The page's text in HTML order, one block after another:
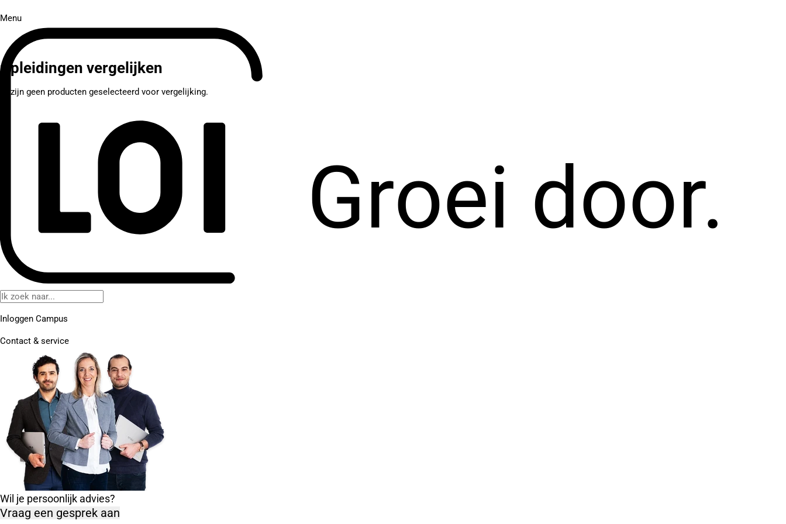
Menu
Groei door.
Inloggen Campus
Contact & service
Opleidingen vergelijken
Er zijn geen producten geselecteerd voor vergelijking.
Wil je persoonlijk advies?
Vraag een gesprek aan